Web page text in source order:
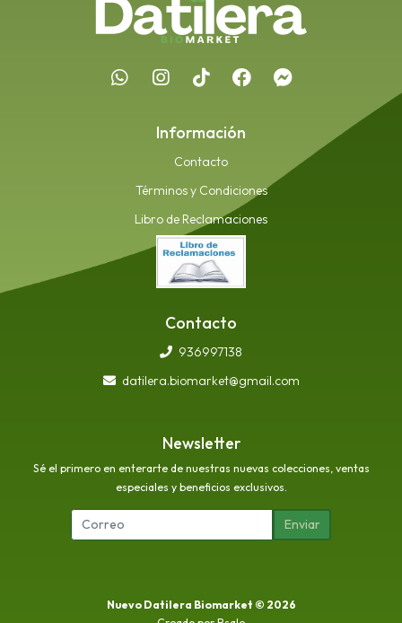
Información
Contacto
Términos y Condiciones
Libro de Reclamaciones
Contacto
936997138
datilera.biomarket@gmail.com
Newsletter
Sé el primero en enterarte de nuestras nuevas colecciones, ventas
especiales y beneficios exclusivos.
Enviar
Nuevo Datilera Biomarket © 2026